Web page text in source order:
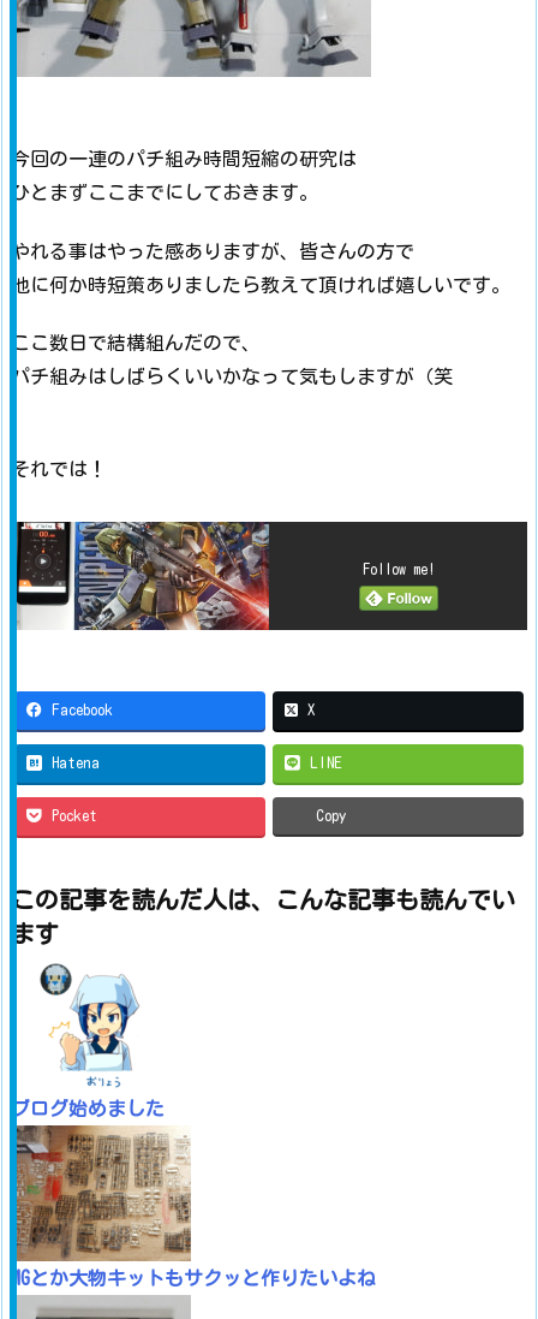
今回の一連のパチ組み時間短縮の研究は
ひとまずここまでにしておきます。
やれる事はやった感ありますが、皆さんの方で
他に何か時短策ありましたら教えて頂ければ嬉しいです。
ここ数日で結構組んだので、
パチ組みはしばらくいいかなって気もしますが（笑
それでは！
Follow me!
Facebook X
Hatena LINE
Pocket Copy
この記事を読んだ人は、こんな記事も読んでい
ます
ブログ始めました
MGとか大物キットもサクッと作りたいよね